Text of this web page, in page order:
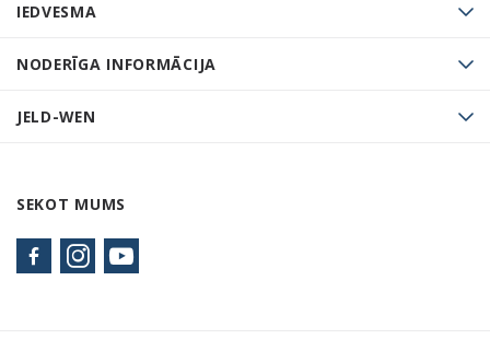
IEDVESMA
NODERĪGA INFORMĀCIJA
JELD-WEN
SEKOT MUMS